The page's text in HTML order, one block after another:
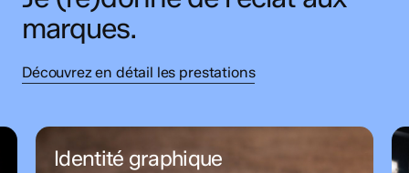
marques.
Découvrez en détail les prestations
Identité graphique